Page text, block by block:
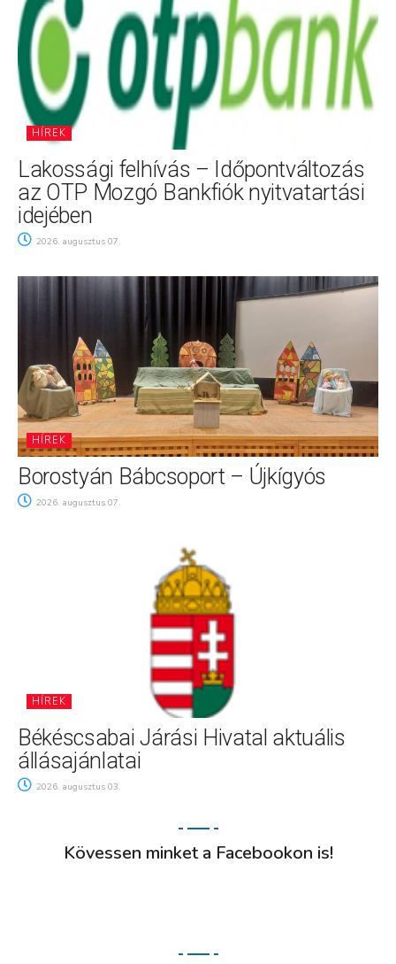
HÍREK
Lakossági felhívás – Időpontváltozás
az OTP Mozgó Bankfiók nyitvatartási
idejében
2026. augusztus 07.
HÍREK
Borostyán Bábcsoport – Újkígyós
2026. augusztus 07.
HÍREK
Békéscsabai Járási Hivatal aktuális
állásajánlatai
2026. augusztus 03.
Kövessen minket a Facebookon is!